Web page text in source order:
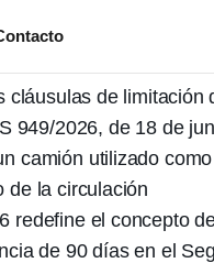
cláusulas de limitación
949/2026, de 18 de
camión utilizado
de la circulación
redefine el concepto
de 90 días en el